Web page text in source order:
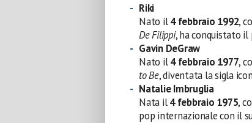
Riki
Nato il4 febbraio 1992,
De Filippi, ha conquistato il
Gavin DeGraw
Nato il4 febbraio 1977,
to Be, diventata la sigla
Natalie Imbruglia
Nata il4 febbraio 1975,
pop internazionale con il